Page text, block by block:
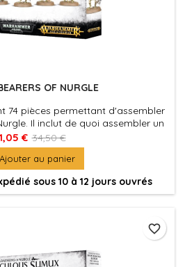
OF NURGLE
74 pièces permettant d'assembler
Il inclut de quoi assembler un
un Herald of Nurgle, un porte-
et un musicien.
€ 34,50 €
Ajouter au panier
sous 10 à 12 jours ouvrés
favorite_border